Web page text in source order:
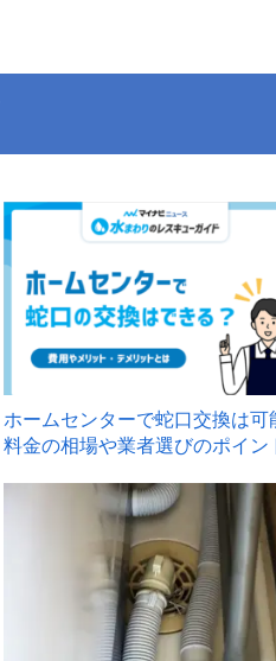
ホームセンターで蛇口交換は可
料金の相場や業者選びのポイン